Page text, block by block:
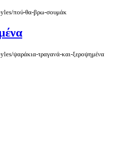
πού-θα-βρω-σουμάκ
ψαράκια-τραγανά-και-ξεροψημένα